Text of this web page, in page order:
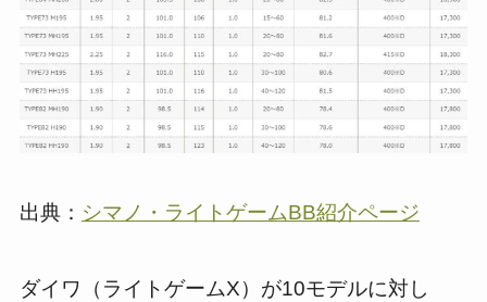
出典： シマノ・ライトゲームBB紹介ページ
ダイワ（ライトゲームX）が10モデルに対し